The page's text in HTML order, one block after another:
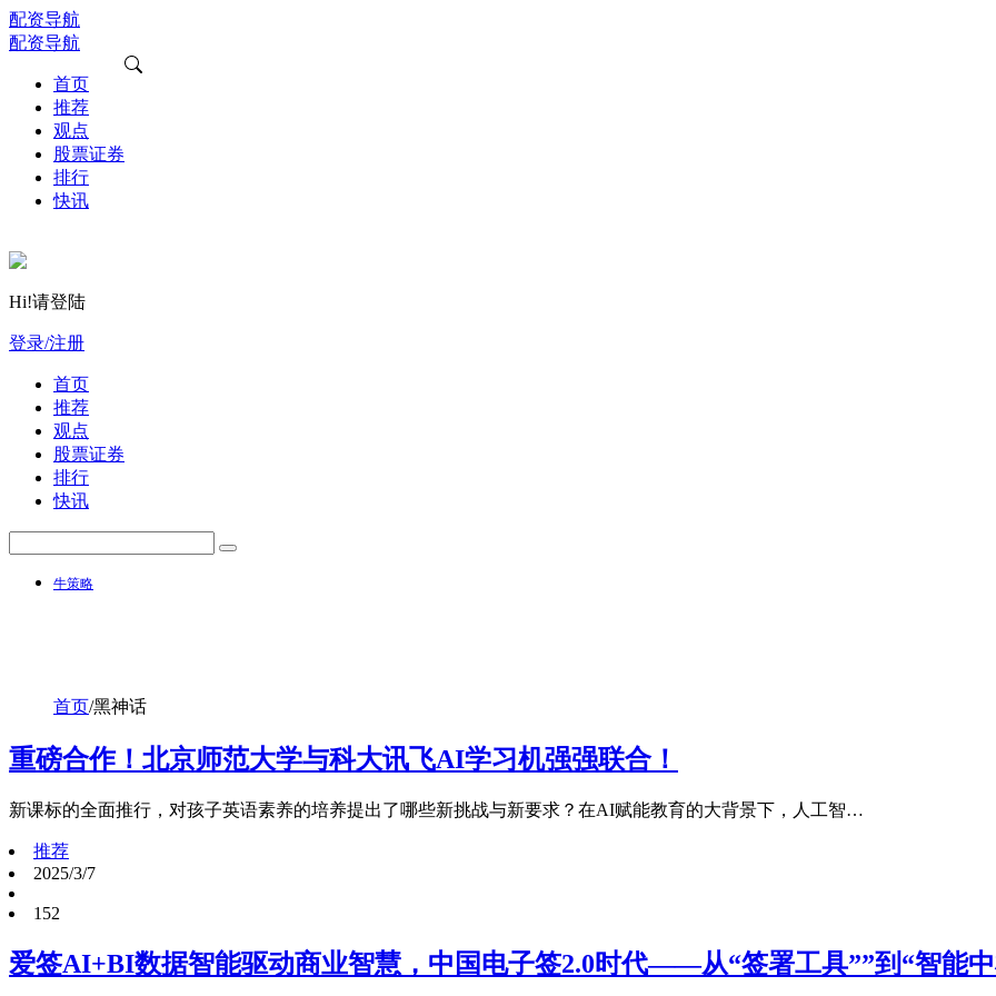
配资导航
配资导航
首页
推荐
观点
股票证券
排行
快讯
Hi!请登陆
登录/注册
首页
推荐
观点
股票证券
排行
快讯
牛策略
首页/黑神话
重磅合作！北京师范大学与科大讯飞AI学习机强强联合！
新课标的全面推行，对孩子英语素养的培养提出了哪些新挑战与新要求？在AI赋能教育的大背景下，人工智…
推荐
2025/3/7
152
爱签AI+BI数据智能驱动商业智慧，中国电子签2.0时代——从“签署工具””到“智能